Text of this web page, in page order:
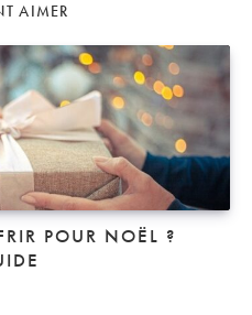
AIMER
POUR NOËL ?